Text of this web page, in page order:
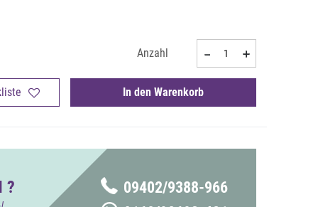
Anzahl
In den Warenkorb
?
09402/9388-966